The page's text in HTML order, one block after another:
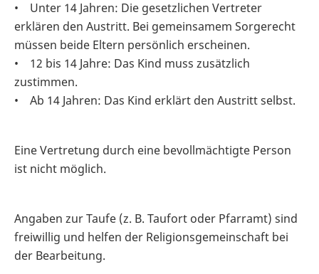
• Unter 14 Jahren: Die gesetzlichen Vertreter
erklären den Austritt. Bei gemeinsamem Sorgerecht
müssen beide Eltern persönlich erscheinen.
• 12 bis 14 Jahre: Das Kind muss zusätzlich
zustimmen.
• Ab 14 Jahren: Das Kind erklärt den Austritt selbst.
Eine Vertretung durch eine bevollmächtigte Person
ist nicht möglich.
Angaben zur Taufe (z. B. Taufort oder Pfarramt) sind
freiwillig und helfen der Religionsgemeinschaft bei
der Bearbeitung.